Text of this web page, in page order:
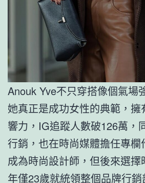
Anouk Yve不只穿搭像個氣場
她真正是成功女性的典範，擁
響力，IG追蹤人數破126萬，
行銷，也在時尚媒體擔任專欄
成為時尚設計師，但後來選擇
年僅23歲就統領整個品牌行